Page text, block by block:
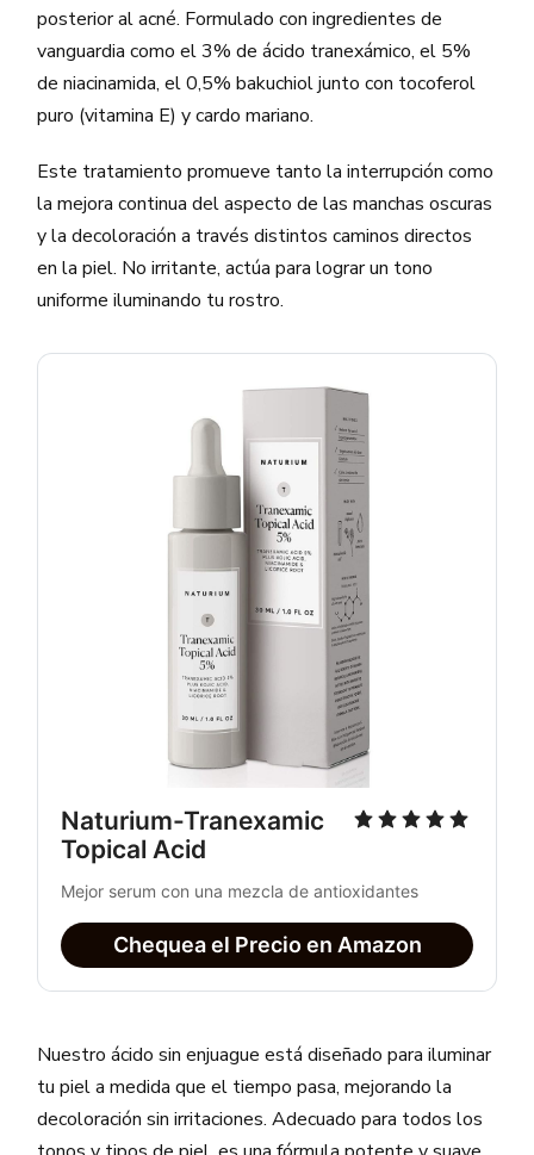
posterior al acné. Formulado con ingredientes de
vanguardia como el 3% de ácido tranexámico, el 5%
de niacinamida, el 0,5% bakuchiol junto con tocoferol
puro (vitamina E) y cardo mariano.
Este tratamiento promueve tanto la interrupción como
la mejora continua del aspecto de las manchas oscuras
y la decoloración a través distintos caminos directos
en la piel. No irritante, actúa para lograr un tono
uniforme iluminando tu rostro.
Naturium-Tranexamic
Topical Acid
Mejor serum con una mezcla de antioxidantes
Chequea el Precio en Amazon
Nuestro ácido sin enjuague está diseñado para iluminar
tu piel a medida que el tiempo pasa, mejorando la
decoloración sin irritaciones. Adecuado para todos los